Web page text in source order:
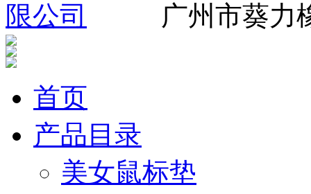
广州市葵力
首页
产品目录
美女鼠标垫